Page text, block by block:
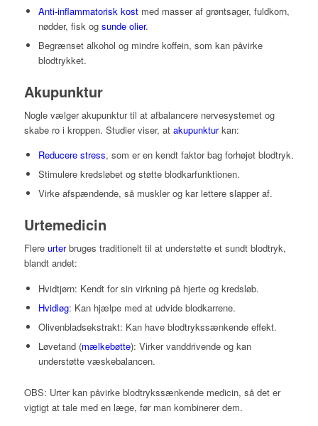
Anti-inflammatorisk kostmed masser af grøntsager, fuldkorn,
nødder, fisk og sunde olier.
Begrænset alkohol og mindre koffein, som kan påvirke
blodtrykket.
Akupunktur
Nogle vælger akupunktur til at afbalancere nervesystemet og
skabe ro i kroppen. Studier viser, at akupunkturkan:
Reducere stress, som er en kendt faktor bag forhøjet blodtryk.
Stimulere kredsløbet og støtte blodkarfunktionen.
Virke afspændende, så muskler og kar lettere slapper af.
Urtemedicin
Flere urterbruges traditionelt til at understøtte et sundt blodtryk,
blandt andet:
Hvidtjørn: Kendt for sin virkning på hjerte og kredsløb.
Hvidløg: Kan hjælpe med at udvide blodkarrene.
Olivenbladsekstrakt: Kan have blodtrykssænkende effekt.
Løvetand (mælkebøtte): Virker vanddrivende og kan
understøtte væskebalancen.
OBS: Urter kan påvirke blodtrykssænkende medicin, så det er
vigtigt at tale med en læge, før man kombinerer dem.